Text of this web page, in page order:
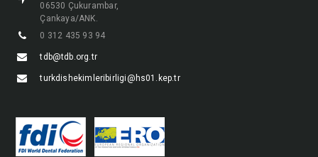
06530 Çukurambar,
Çankaya/ANK.
0 312 435 93 94
tdb@tdb.org.tr
turkdishekimleribirligi@hs01.kep.tr